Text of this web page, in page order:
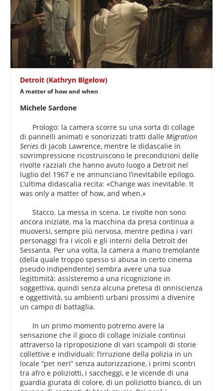
Detroit (Kathryn Bigelow)
A matter of how and when
Michele Sardone
Prologo: la camera scorre su una sorta di collage
di pannelli animati e sonorizzati tratti dalleMigration
Series di Jacob Lawrence, mentre le didascalie in
sovrimpressione ricostruiscono le precondizioni delle
rivolte razziali che hanno avuto luogo a Detroit nel
luglio del 1967 e ne annunciano l’inevitabile epilogo.
L’ultima didascalia recita: «Change was inevitable. It
was only a matter of how, and when.»
Stacco. La messa in scena. Le rivolte non sono
ancora iniziate, ma la macchina da presa continua a
muoversi, sempre più nervosa, mentre pedina i vari
personaggi fra i vicoli e gli interni della Detroit dei
Sessanta. Per una volta, la camera a mano tremolante
(della quale troppo spesso si abusa in certo cinema
pseudo indipendente) sembra avere una sua
legittimità: assisteremo a una ricognizione in
soggettiva, quindi senza alcuna pretesa di onniscienza
e oggettività, su ambienti urbani prossimi a divenire
un campo di battaglia.
In un primo momento potremo avere la
sensazione che il gioco di collage iniziale continui
attraverso la riproposizione di vari scampoli di storie
collettive e individuali: l’irruzione della polizia in un
locale “per neri” senza autorizzazione, i primi scontri
tra afro e poliziotti, i saccheggi, e le vicende di una
guardia giurata di colore, di un poliziotto bianco, di un